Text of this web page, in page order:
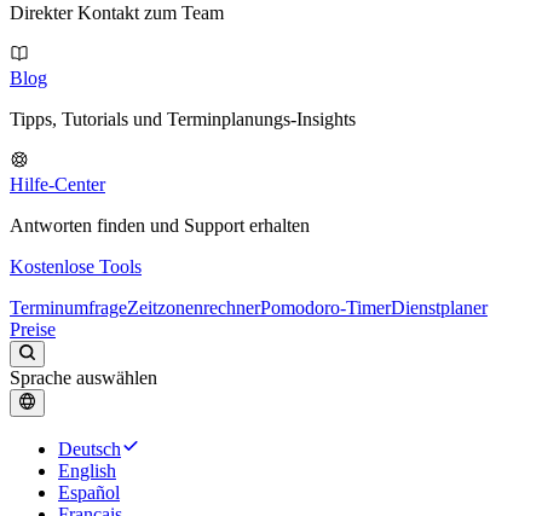
Direkter Kontakt zum Team
Blog
Tipps, Tutorials und Terminplanungs-Insights
Hilfe-Center
Antworten finden und Support erhalten
Kostenlose Tools
TerminumfrageZeitzonenrechnerPomodoro-TimerDienstplaner
Preise
Sprache auswählen
Deutsch
English
Español